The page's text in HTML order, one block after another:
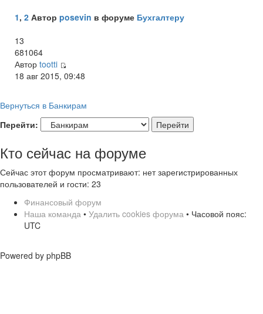
1, 2 Автор posevin в форуме Бухгалтеру
13
681064
Автор tootti
18 авг 2015, 09:48
Вернуться в Банкирам
Перейти:
Кто сейчас на форуме
Сейчас этот форум просматривают: нет зарегистрированных
пользователей и гости: 23
Финансовый форум
Наша команда • Удалить cookies форума • Часовой пояс:
UTC
Powered by phpBB